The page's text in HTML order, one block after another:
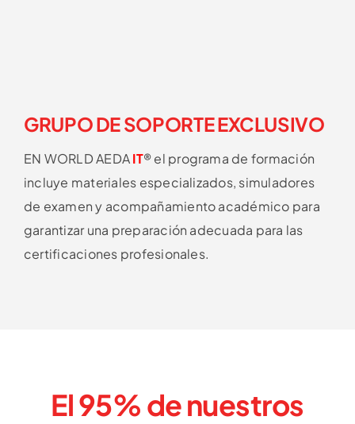
GRUPO DE SOPORTE EXCLUSIVO
EN WORLD AEDAIT® el programa de formación
incluye materiales especializados, simuladores
de examen y acompañamiento académico para
garantizar una preparación adecuada para las
certificaciones profesionales.
El 95% de nuestros